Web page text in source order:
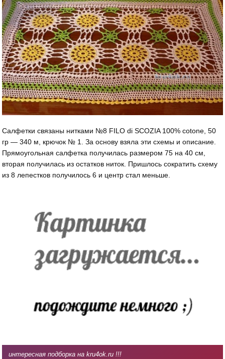
Салфетки связаны нитками №8 FILO di SCOZIA 100% cotone, 50
гр — 340 м, крючок № 1. За основу взяла эти схемы и описание.
Прямоугольная салфетка получилась размером 75 на 40 см,
вторая получилась из остатков ниток. Пришлось сократить схему
из 8 лепестков получилось 6 и центр стал меньше.
интересная подборка на kru4ok.ru !!!